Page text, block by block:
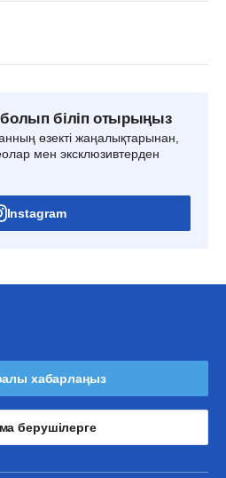
біліп отырыңыз
өзекті жаңалықтарынан,
мен эксклюзивтерден
Instagram
хабарлаңыз
берушілерге